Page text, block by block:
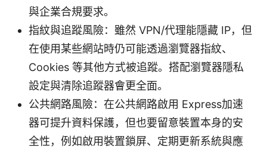
與企業合規要求。
指紋與追蹤風險：雖然 VPN/代理能隱藏 IP，但
在使用某些網站時仍可能透過瀏覽器指紋、
Cookies 等其他方式被追蹤。搭配瀏覽器隱私
設定與清除追蹤器會更全面。
公共網路風險：在公共網路啟用 Express加速
器可提升資料保護，但也要留意裝置本身的安
全性，例如啟用裝置鎖屏、定期更新系統與應